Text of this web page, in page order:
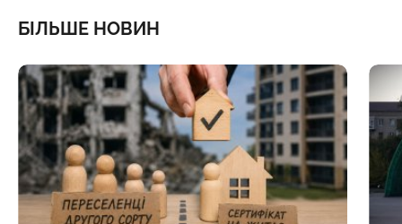
БІЛЬШЕ НОВИН